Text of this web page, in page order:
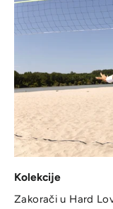
Kolekcije
Zakorači u Hard